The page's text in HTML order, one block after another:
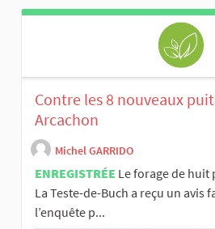
Contre les 8 nouveaux
Arcachon
Michel GARRIDO
ENREGISTRÉE Le forage de huit
La Teste-de-Buch a reçu un avis
l’enquête p...